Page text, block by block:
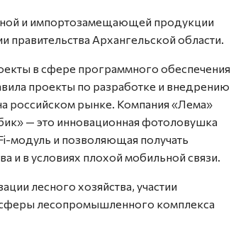
и импортозамещающей продукции
правительства Архангельской области.
в сфере программного обеспечения
проекты по разработке и внедрению
российском рынке. Компания «Лема»
— это инновационная фотоловушка
модуль и позволяющая получать
и в условиях плохой мобильной связи.
лесного хозяйства, участии
сферы лесопромышленного комплекса